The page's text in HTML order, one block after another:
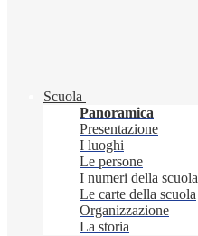
Scuola
Panoramica
Presentazione
I luoghi
Le persone
I numeri della scuola
Le carte della scuola
Organizzazione
La storia